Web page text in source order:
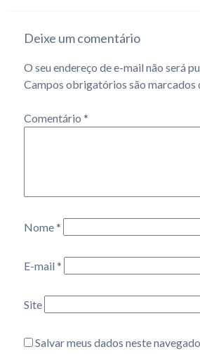
Deixe um comentário
O seu endereço de e-mail não será
Campos obrigatórios são marcados
Comentário *
Nome*
E-mail *
Site
Salvar meus dados neste